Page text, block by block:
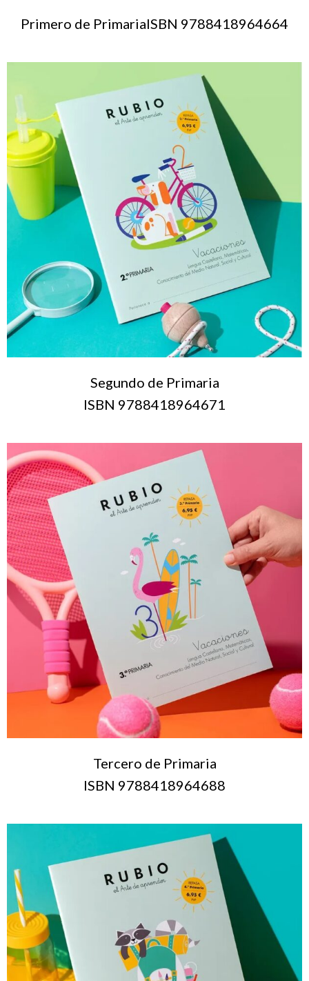
Primero de PrimariaISBN 9788418964664
Segundo de Primaria
ISBN 9788418964671
Tercero de Primaria
ISBN 9788418964688